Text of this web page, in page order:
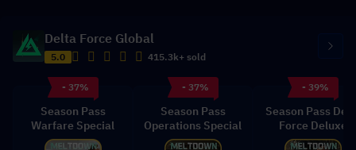
Delta Force Global
5.0 415.3k+ sold
- 37%
Season Pass
Warfare Special
- 37%
Season Pass
Operations Special
- 39%
Season Pass
Force Deluxe